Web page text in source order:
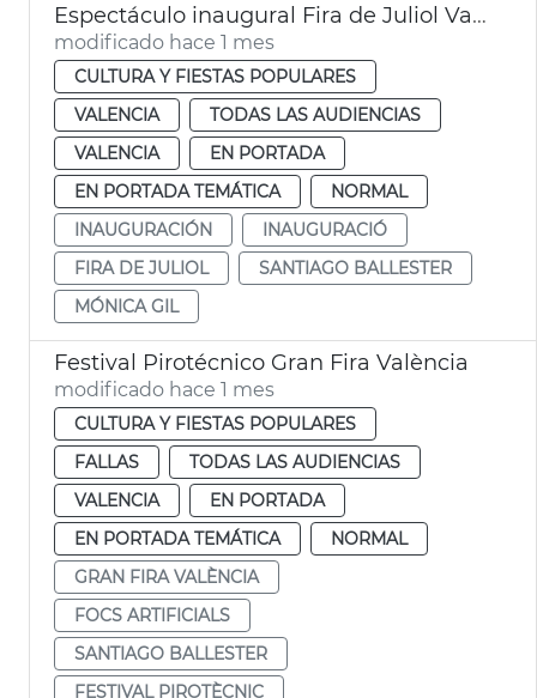
Espectáculo inaugural Fira de Juliol València
modificado hace 1 mes
CULTURA Y FIESTAS POPULARES
VALENCIA
TODAS LAS AUDIENCIAS
VALENCIA
EN PORTADA
EN PORTADA TEMÁTICA
NORMAL
INAUGURACIÓN
INAUGURACIÓ
FIRA DE JULIOL
SANTIAGO BALLESTER
MÓNICA GIL
Festival Pirotécnico Gran Fira València
modificado hace 1 mes
CULTURA Y FIESTAS POPULARES
FALLAS
TODAS LAS AUDIENCIAS
VALENCIA
EN PORTADA
EN PORTADA TEMÁTICA
NORMAL
GRAN FIRA VALÈNCIA
FOCS ARTIFICIALS
SANTIAGO BALLESTER
FESTIVAL PIROTÈCNIC